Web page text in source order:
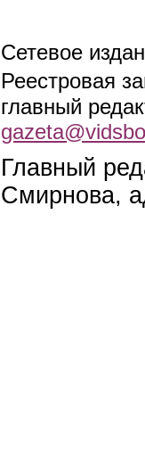
Сетевое
Реестровая
главный
Главный
Смирнова,